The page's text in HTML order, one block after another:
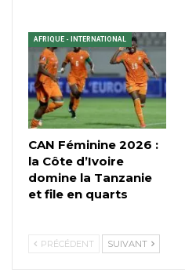
AFRIQUE - INTERNATIONAL
CAN Féminine 2026 :
la Côte d’Ivoire
domine la Tanzanie
et file en quarts
PRÉCÉDENT SUIVANT